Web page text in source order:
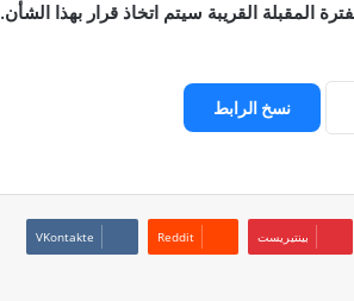
القريبة سيتم اتخاذ قرار بهذا الشأن.
نسخ الرابط
بينتيريست